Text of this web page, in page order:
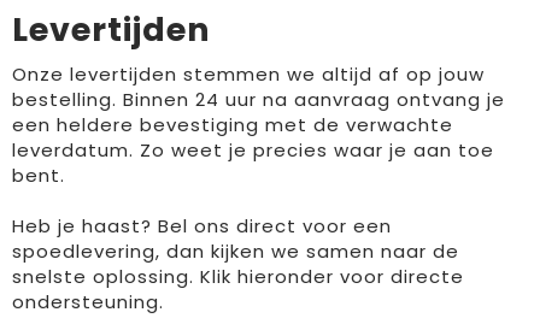
Levertijden
Onze levertijden stemmen we altijd af op jouw
bestelling. Binnen 24 uur na aanvraag ontvang je
een heldere bevestiging met de verwachte
leverdatum. Zo weet je precies waar je aan toe
bent.
Heb je haast? Bel ons direct voor een
spoedlevering, dan kijken we samen naar de
snelste oplossing. Klik hieronder voor directe
ondersteuning.